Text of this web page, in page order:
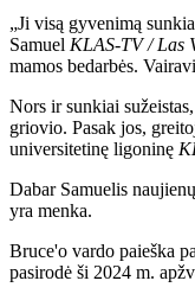
„Ji visą gyvenimą
Samuel KLAS-TV / Las
mamos bedarbės.
Nors ir sunkiai
griovio. Pasak jos,
universitetinę ligoninę
Dabar Samuelis
yra menka.
Bruce'o vardo paieška
pasirodė ši 2024 m.